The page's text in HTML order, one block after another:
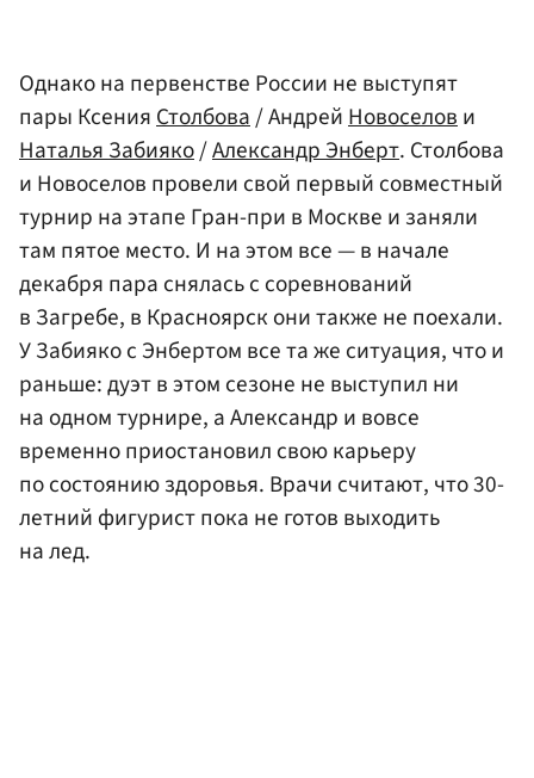
Однако на первенстве России не выступят
пары КсенияСтолбова/ АндрейНовоселови
Наталья Забияко/Александр Энберт. Столбова
и Новоселов провели свой первый совместный
турнир на этапе Гран-при в Москве и заняли
там пятое место. И на этом все — в начале
декабря пара снялась с соревнований
в Загребе, в Красноярск они также не поехали.
У Забияко с Энбертом все та же ситуация, что и
раньше: дуэт в этом сезоне не выступил ни
на одном турнире, а Александр и вовсе
временно приостановил свою карьеру
по состоянию здоровья. Врачи считают, что 30-
летний фигурист пока не готов выходить
на лед.